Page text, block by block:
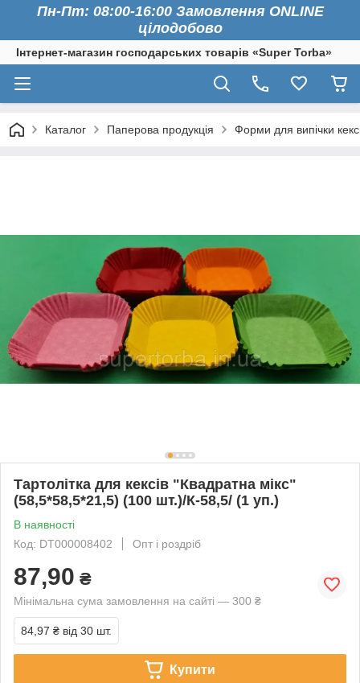
Пн-Пт: 08:00-16:00 Замовлення ONLINE
цілодобово
Інтернет-магазин господарських товарів «Super Torba»
Каталог Паперова продукція Форми для випічки
Тартолітка для кексів "Квадратна мікс"
(58,5*58,5*21,5) (100 шт.)/К-58,5/ (1 уп.)
В наявності
Код: DT000008402
Опт і роздріб
87,90 ₴
Мінімальна сума замовлення на сайті — 300 ₴
84,97 ₴ від 30 шт.
Купити